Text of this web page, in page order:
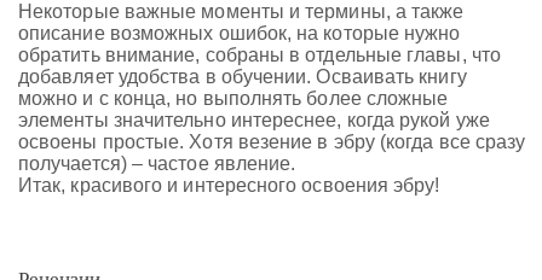
Некоторые важные моменты и термины, а также
описание возможных ошибок, на которые нужно
обратить внимание, собраны в отдельные главы, что
добавляет удобства в обучении. Осваивать книгу
можно и с конца, но выполнять более сложные
элементы значительно интереснее, когда рукой уже
освоены простые. Хотя везение в эбру (когда все сразу
получается) – частое явление.
Итак, красивого и интересного освоения эбру!